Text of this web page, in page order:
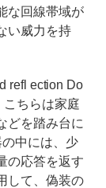
な回線帯域が
い威力を持
refl ection Do
ちらは家庭
どを踏み台に
中には、少
の応答を返す
して、偽装の